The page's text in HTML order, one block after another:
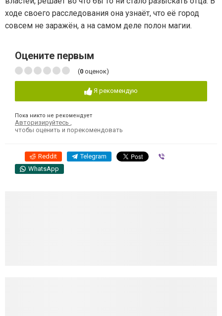
ходе своего расследования она узнаёт, что её город
совсем не заражён, а на самом деле полон магии.
Оцените первым
(0 оценок)
Я рекомендую
Пока никто не рекомендует
Авторизируйтесь
чтобы оценить и порекомендовать
Reddit Telegram
WhatsApp